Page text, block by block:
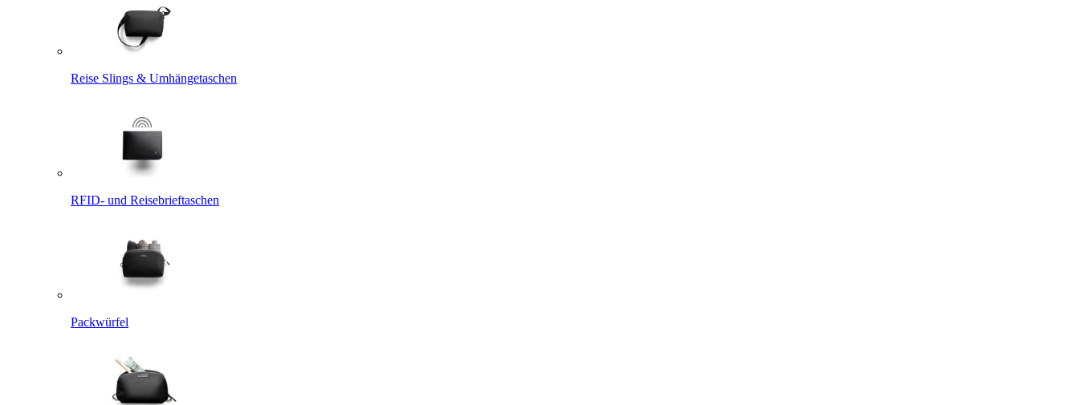
Reise Slings & Umhängetaschen
RFID- und Reisebrieftaschen
Packwürfel